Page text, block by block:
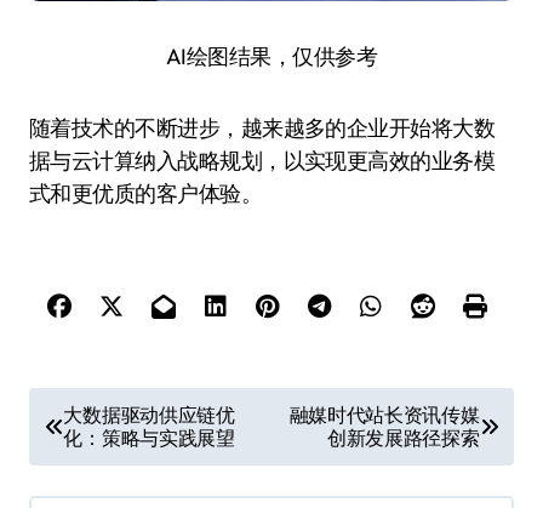
AI绘图结果，仅供参考
随着技术的不断进步，越来越多的企业开始将大数
据与云计算纳入战略规划，以实现更高效的业务模
式和更优质的客户体验。
章
导
大数据驱动供应链优
化：策略与实践展望
融媒时代站长资讯传媒
创新发展路径探索